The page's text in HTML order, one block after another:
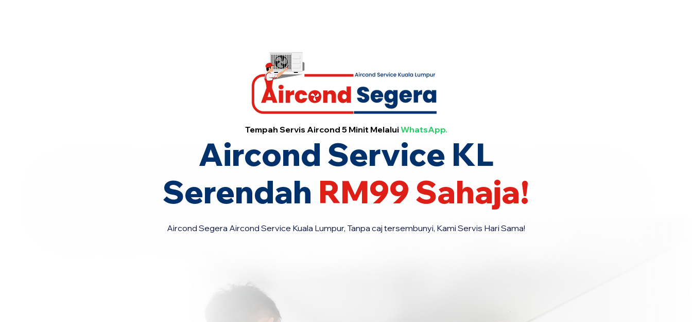
Tempah Servis Aircond 5 Minit MelaluiWhatsApp.
Aircond Service KL
Serendah RM99 Sahaja!
Aircond Segera Aircond Service Kuala Lumpur, Tanpa caj tersembunyi, Kami Servis Hari Sama!